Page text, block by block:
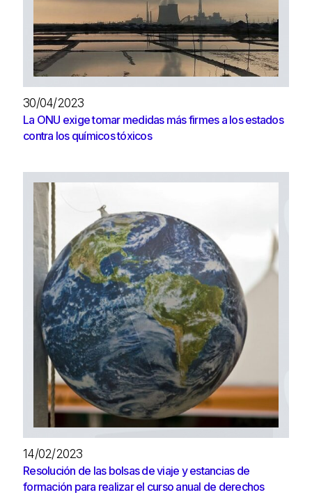
30/04/2023
La ONU exige tomar medidas más firmes a los estados
contra los químicos tóxicos
14/02/2023
Resolución de las bolsas de viaje y estancias de
formación para realizar el curso anual de derechos